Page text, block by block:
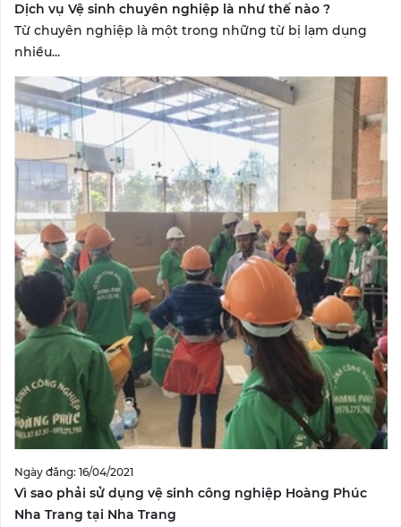
Dịch vụ Vệ sinh chuyên nghiệp là như thế nào ?
Từ chuyên nghiệp là một trong những từ bị lạm dụng
nhiều...
Ngày đăng: 16/04/2021
Vì sao phải sử dụng vệ sinh công nghiệp Hoàng Phúc
Nha Trang tại Nha Trang